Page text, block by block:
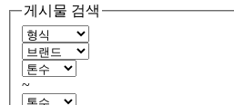
게시물 검색
~